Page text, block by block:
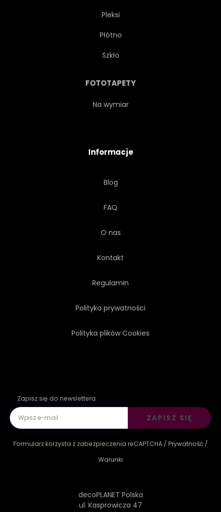
Pleksi
Płótno
Szkło
FOTOTAPETY
Na wymiar
Informacje
Blog
FAQ
O nas
Kontakt
Regulamin
Polityka prywatności
Polityka plików Cookies
Zapisz się do newslettera
ZAPISZ SIĘ
Formularz korzysta z zabezpieczenia reCAPTCHA / Prywatność /
Warunki
decoPLANET Polska
ul. Kasprowicza 47